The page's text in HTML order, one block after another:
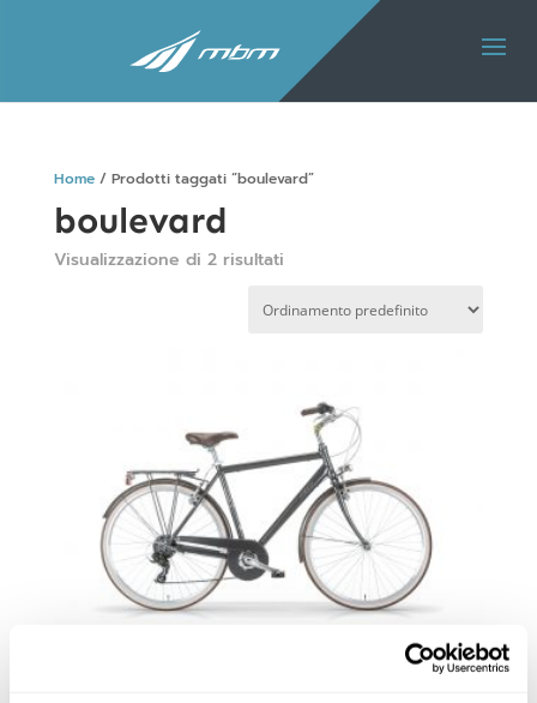
Home/ Prodotti taggati “boulevard”
boulevard
Visualizzazione di 2 risultati